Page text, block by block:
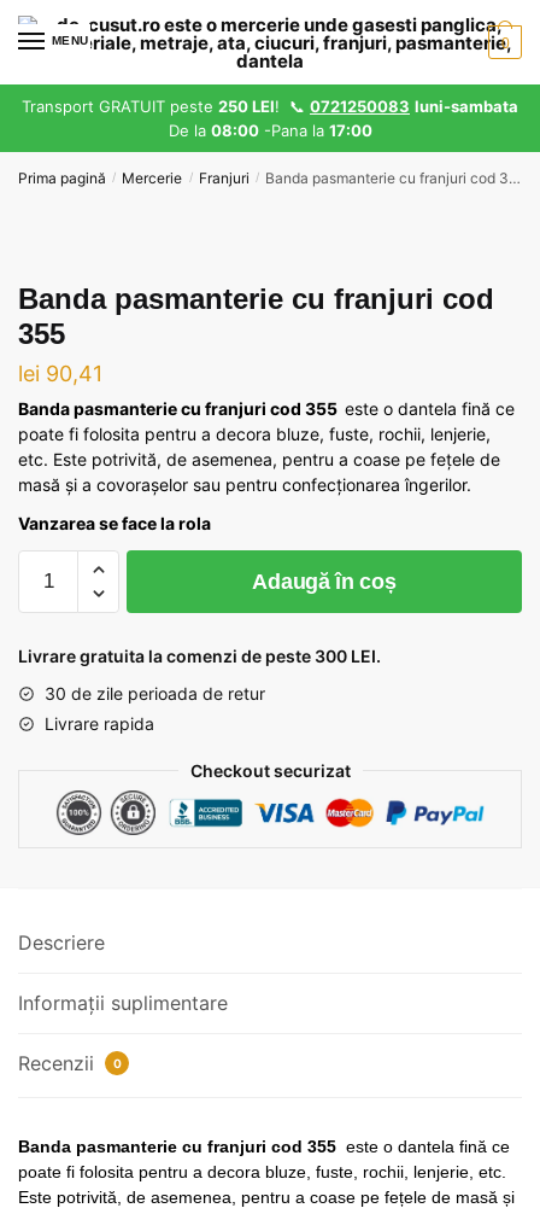
Skip
Skip
MENU 0
Transport GRATUIT peste 250 LEI! 📞 0721250083 luni-sambata
De la 08:00-Pana la 17:00
Prima pagină / Mercerie / Franjuri / Banda pasmanterie cu franjuri cod 355
Banda pasmanterie cu franjuri cod
355
lei 90,41
Banda pasmanterie cu franjuri cod 355 este o dantela fină ce
poate fi folosita pentru a decora bluze, fuste, rochii, lenjerie,
etc. Este potrivită, de asemenea, pentru a coase pe fețele de
masă și a covorașelor sau pentru confecționarea îngerilor.
Vanzarea se face la rola
Banda
cu
cod
355
Adaugă în coș
Livrare gratuita la comenzi de peste 300 LEI.
30 de zile perioada de retur
Livrare rapida
Checkout securizat
Descriere
Informații suplimentare
Recenzii 0
Banda pasmanterie cu franjuri cod 355 este o dantela fină ce
poate fi folosita pentru a decora bluze, fuste, rochii, lenjerie, etc.
Este potrivită, de asemenea, pentru a coase pe fețele de masă și